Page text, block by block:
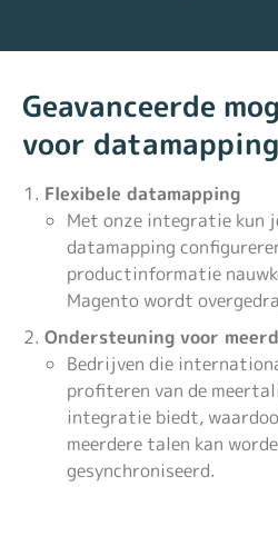
Geavanceerde
voor datamapping
Flexibele datamapping
Met onze integratie kun
datamapping
productinformatie
Magento wordt
Ondersteuning voor
Bedrijven die
profiteren van de
integratie biedt,
meerdere talen kan
gesynchroniseerd.